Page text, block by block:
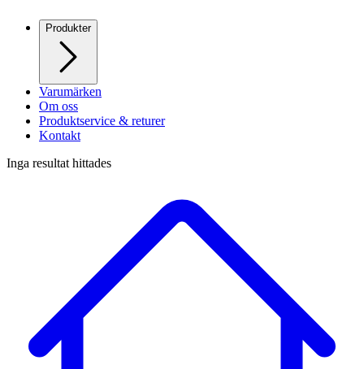
Produkter
Varumärken
Om oss
Produktservice & returer
Kontakt
Inga resultat hittades